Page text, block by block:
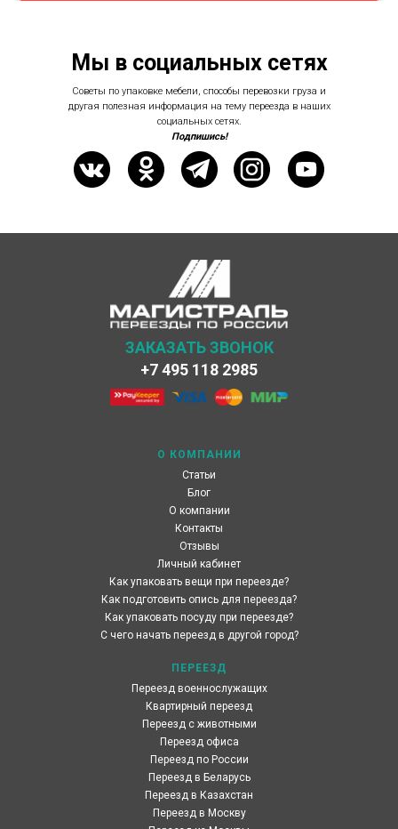
Мы в социальных сетях
Советы по упаковке мебели, способы перевозки груза и
другая полезная информация на тему переезда в наших
социальных сетях.
Подпишись!
О КОМПАНИИ
Статьи
ПЕРЕЕЗД
Блог
О компании
Контакты
Отзывы
Личный кабинет
Как упаковать вещи при переезде?
Как подготовить опись для переезда?
Как упаковать посуду при переезде?
С чего начать переезд в другой город?
+7 495 118 2985
ЗАКАЗАТЬ ЗВОНОК
Переезд военнослужащих
Квартирный переезд
Переезд с животными
Переезд офиса
Переезд по России
Переезд в Беларусь
Переезд в Казахстан
Переезд в Москву